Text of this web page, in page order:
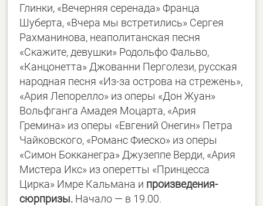
Глинки, «Вечерняя серенада» Франца
Шуберта, «Вчера мы встретились» Сергея
Рахманинова, неаполитанская песня
«Скажите, девушки» Родольфо Фальво,
«Канцонетта» Джованни Перголези, русская
народная песня «Из-за острова на стрежень»,
«Ария Лепорелло» из оперы «Дон Жуан»
Вольфганга Амадея Моцарта, «Ария
Гремина» из оперы «Евгений Онегин» Петра
Чайковского, «Романс Фиеско» из оперы
«Симон Бокканегра» Джузеппе Верди, «Ария
Мистера Икс» из оперетты «Принцесса
Цирка» Имре Кальмана и произведения-
сюрпризы. Начало — в 19.00.